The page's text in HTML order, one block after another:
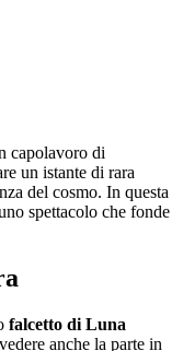
capolavoro di
un istante di rara
del cosmo. In questa
spettacolo che fonde
falcetto di Luna
anche la parte in